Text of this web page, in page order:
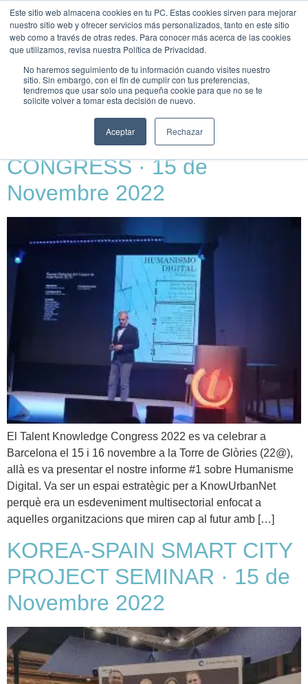
Este sitio web almacena cookies en tu PC. Estas cookies sirven para mejorar
nuestro sitio web y ofrecer servicios más personalizados, tanto en este sitio
web como a través de otras redes. Para conocer más acerca de las cookies
que utilizamos, revisa nuestra Política de Privacidad.
No haremos seguimiento de tu información cuando visites nuestro
sitio. Sin embargo, con el fin de cumplir con tus preferencias,
tendremos que usar solo una pequeña cookie para que no se te
solicite volver a tomar esta decisión de nuevo.
Aceptar Rechazar
UNEIX-
TE
Día:15 de febrero de
2024
TALENT KNOWLEDGE
CONGRESS · 15 de
Novembre 2022
El Talent Knowledge Congress 2022 es va celebrar a
Barcelona el 15 i 16 novembre a la Torre de Glòries (22@),
allà es va presentar el nostre informe #1 sobre Humanisme
Digital. Va ser un espai estratègic per a KnowUrbanNet
perquè era un esdeveniment multisectorial enfocat a
aquelles organitzacions que miren cap al futur amb […]
KOREA-SPAIN SMART CITY
PROJECT SEMINAR · 15 de
Novembre 2022